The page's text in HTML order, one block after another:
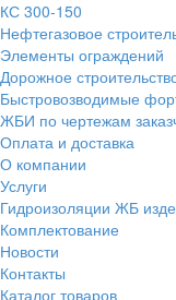
КС 300-150
Нефтегазовое
Элементы ограждений
Дорожное
Быстровозводимые
ЖБИ по чертежам
Оплата и доставка
О компании
Услуги
Гидроизоляции ЖБ
Комплектование
Новости
Контакты
Каталог товаров